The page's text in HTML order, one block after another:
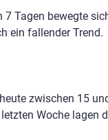
Tagen bewegte
ein fallender Trend.
zwischen 15
Woche lagen